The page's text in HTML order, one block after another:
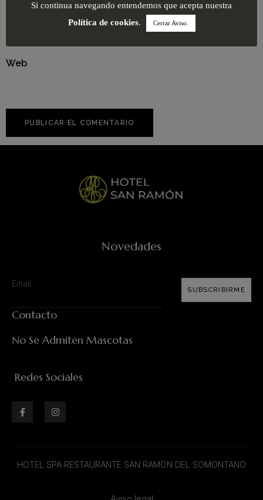
Correo electrónico*
Web
Novedades
SUBSCRIBIRME
Contacto
No Se Admiten Mascotas
Redes Sociales
HOTEL SPA RESTAURANTE SAN RAMON DEL SOMONTANO
Si continua navegando entendemos que acepta nuestra
Política de cookies. Cerrar Aviso.